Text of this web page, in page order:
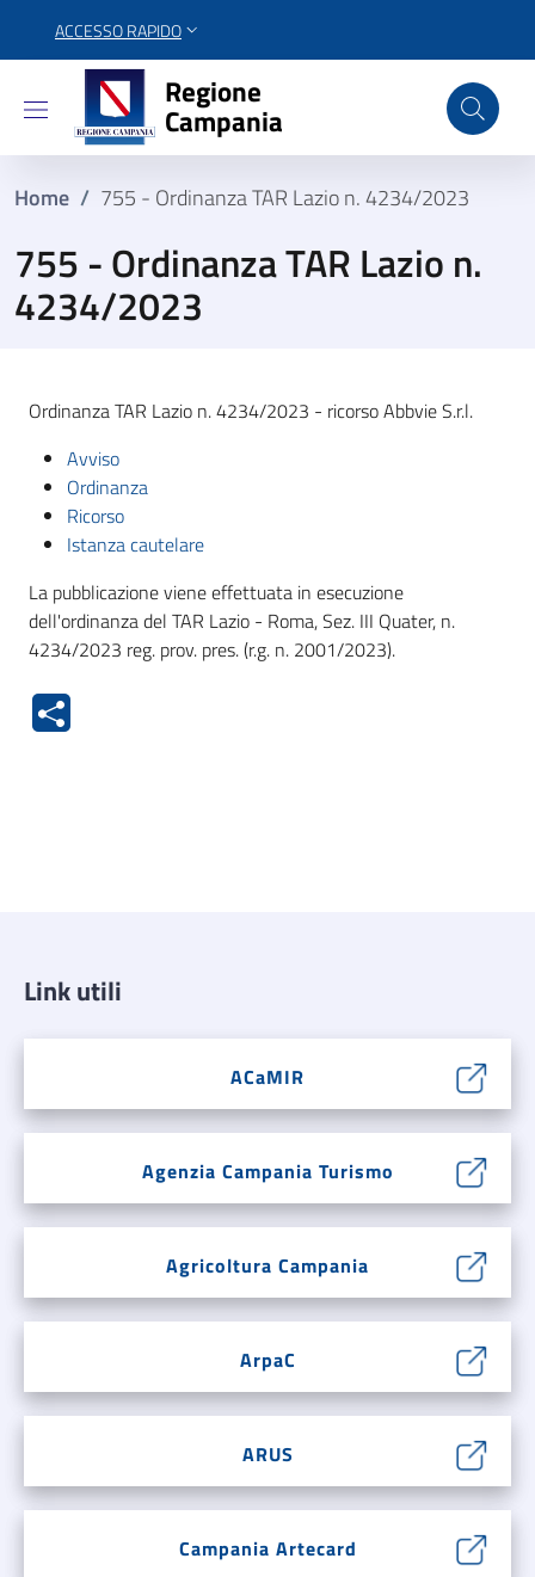
ACCESSO RAPIDO
Regione Campania
Regione
Campania
Home / 755 - Ordinanza TAR Lazio n. 4234/2023
755 - Ordinanza TAR Lazio n.
4234/2023
Ordinanza TAR Lazio n. 4234/2023 - ricorso Abbvie S.r.l.
Avviso
Ordinanza
Ricorso
Istanza cautelare
La pubblicazione viene effettuata in esecuzione
dell'ordinanza del TAR Lazio - Roma, Sez. III Quater, n.
4234/2023 reg. prov. pres. (r.g. n. 2001/2023).
Link utili
ACaMIR
Agenzia Campania Turismo
Agricoltura Campania
ArpaC
ARUS
Campania Artecard